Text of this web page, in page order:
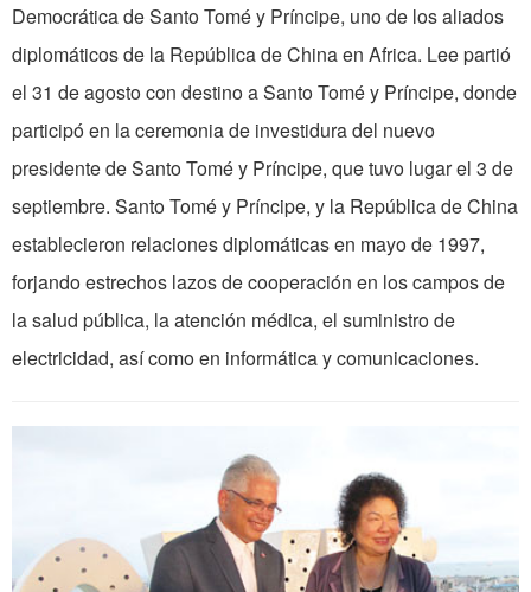
Democrática de Santo Tomé y Príncipe, uno de los aliados
diplomáticos de la República de China en Africa. Lee partió
el 31 de agosto con destino a Santo Tomé y Príncipe, donde
participó en la ceremonia de investidura del nuevo
presidente de Santo Tomé y Príncipe, que tuvo lugar el 3 de
septiembre. Santo Tomé y Príncipe, y la República de China
establecieron relaciones diplomáticas en mayo de 1997,
forjando estrechos lazos de cooperación en los campos de
la salud pública, la atención médica, el suministro de
electricidad, así como en informática y comunicaciones.